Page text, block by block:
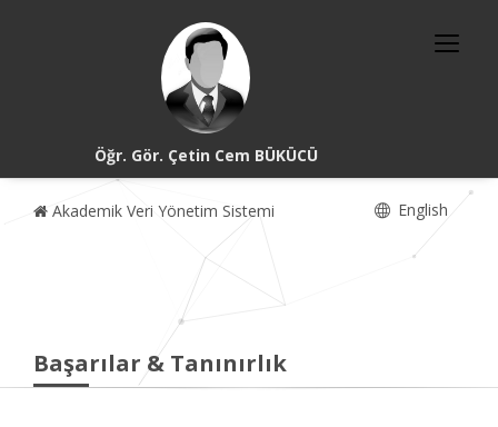
Öğr. Gör. Çetin Cem BÜKÜCÜ
Akademik Veri Yönetim Sistemi English
Başarılar & Tanınırlık